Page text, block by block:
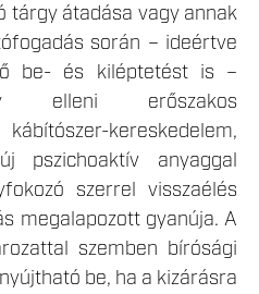
tárgy átadása vagy annak
során – ideértve
be- és kiléptetést is –
elleni erőszakos
kereskedelem,
pszichoaktív anyaggal
szerrel visszaélés
megalapozott gyanúja. A
szemben bírósági
be, ha a kizárásra